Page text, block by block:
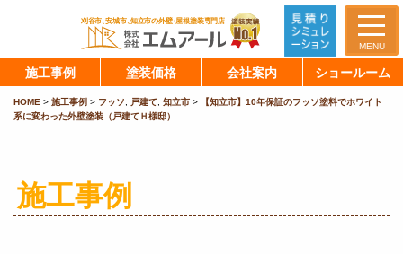
MENU
施工事例 塗装価格 会社案内 ショールーム
HOME > 施工事例 > フッソ, 戸建て, 知立市 >
【知立市】10年保証のフッソ塗料でホワイト
系に変わった外壁塗装（戸建てＨ様邸）
施工事例